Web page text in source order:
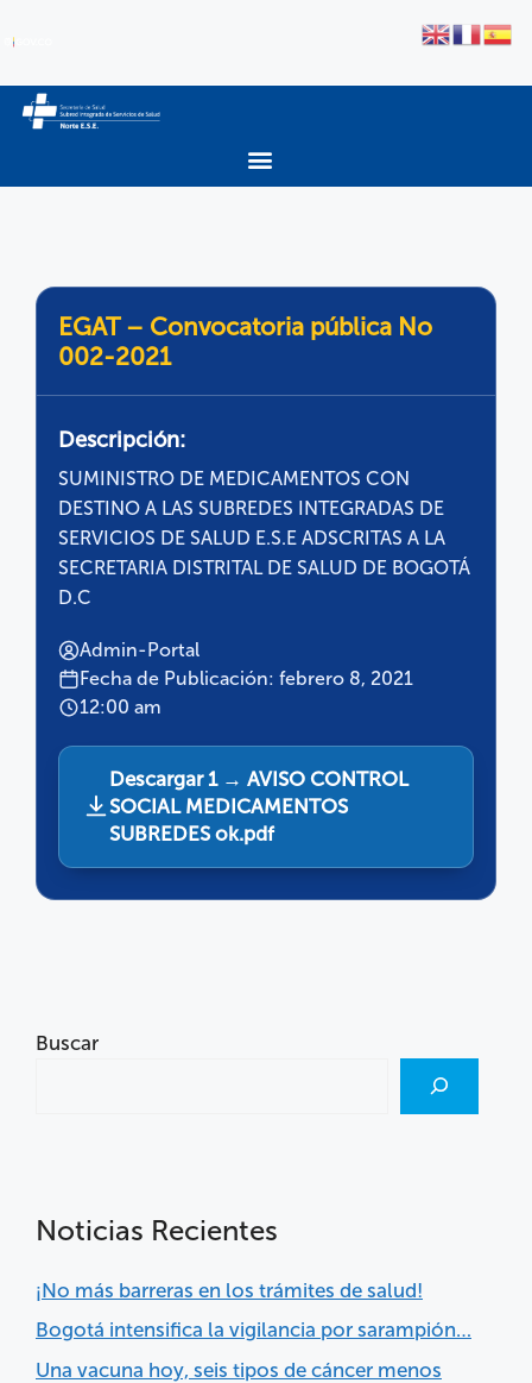
EGAT – Convocatoria pública No
002-2021
Descripción:
SUMINISTRO DE MEDICAMENTOS CON
DESTINO A LAS SUBREDES INTEGRADAS DE
SERVICIOS DE SALUD E.S.E ADSCRITAS A LA
SECRETARIA DISTRITAL DE SALUD DE BOGOTÁ
D.C
Admin-Portal
Fecha de Publicación: febrero 8, 2021
12:00 am
Descargar 1 → AVISO CONTROL
SOCIAL MEDICAMENTOS
SUBREDES ok.pdf
Buscar
Noticias Recientes
¡No más barreras en los trámites de salud!
Bogotá intensifica la vigilancia por sarampión…
Una vacuna hoy, seis tipos de cáncer menos